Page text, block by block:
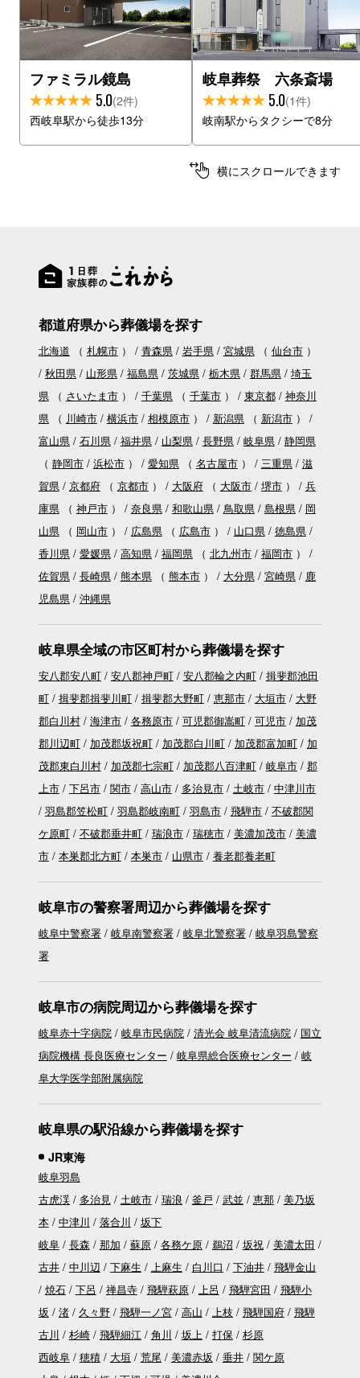
ファミラル鏡島
5.0(2件)
西岐阜駅から徒歩13分
岐阜葬祭 六条斎場
5.0(1件)
岐南駅からタクシーで8分
横にスクロールできます
都道府県から葬儀場を探す
北海道 （ 札幌市） 青森県 岩手県 宮城県（ 仙台市）
秋田県
山形県 福島県 茨城県 栃木県 群馬県
埼玉
県（ さいたま市） 千葉県（ 千葉市） 東京都
神奈川
県（ 川崎市 横浜市 相模原市） 新潟県（ 新潟市）
富山県
石川県 福井県 山梨県 長野県 岐阜県
静岡県
（ 静岡市 浜松市） 愛知県（ 名古屋市） 三重県
滋
賀県
京都府（ 京都市） 大阪府（ 大阪市 堺市）
兵
庫県（ 神戸市） 奈良県 和歌山県 鳥取県 島根県
岡
山県（ 岡山市） 広島県（ 広島市） 山口県
徳島県
香川県
愛媛県 高知県 福岡県（ 北九州市 福岡市）
佐賀県
長崎県 熊本県（ 熊本市） 大分県 宮崎県
鹿
児島県
沖縄県
岐阜県全域の市区町村から葬儀場を探す
安八郡安八町 安八郡神戸町 安八郡輪之内町
揖斐郡池田
町
揖斐郡揖斐川町 揖斐郡大野町 恵那市 大垣市
大野
郡白川村
海津市 各務原市 可児郡御嵩町 可児市
加茂
郡川辺町
加茂郡坂祝町 加茂郡白川町 加茂郡富加町
加
茂郡東白川村
加茂郡七宗町 加茂郡八百津町 岐阜市
郡
上市
下呂市 関市 高山市 多治見市 土岐市
中津川市
羽島郡笠松町
羽島郡岐南町 羽島市 飛騨市
不破郡関
ケ原町
不破郡垂井町 瑞浪市 瑞穂市 美濃加茂市
美濃
市
本巣郡北方町 本巣市 山県市 養老郡養老町
岐阜市の警察署周辺から葬儀場を探す
岐阜中警察署 岐阜南警察署 岐阜北警察署
岐阜羽島警察
署
岐阜市の病院周辺から葬儀場を探す
岐阜赤十字病院 岐阜市民病院 清光会 岐阜清流病院
国立
病院機構 長良医療センター
岐阜県総合医療センター
岐
阜大学医学部附属病院
岐阜県の駅沿線から葬儀場を探す
JR東海
岐阜羽島
古虎渓
多治見 土岐市 瑞浪 釜戸 武並 恵那
美乃坂
本
中津川 落合川
坂下
岐阜
長森 那加 蘇原 各務ケ原 鵜沼 坂祝
美濃太田
古井
中川辺 下麻生 上麻生 白川口 下油井
飛騨金山
焼石
下呂 禅昌寺 飛騨萩原 上呂 飛騨宮田
飛騨小
坂
渚 久々野 飛騨一ノ宮 高山 上枝 飛騨国府
飛騨
古川
杉崎 飛騨細江 角川 坂上 打保
杉原
西岐阜
穂積 大垣 荒尾 美濃赤坂 垂井
関ケ原